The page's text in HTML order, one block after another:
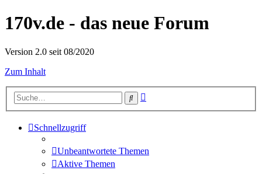
170v.de - das neue Forum
Version 2.0 seit 08/2020
Zum Inhalt
Suche
Schnellzugriff
Unbeantwortete Themen
Aktive Themen